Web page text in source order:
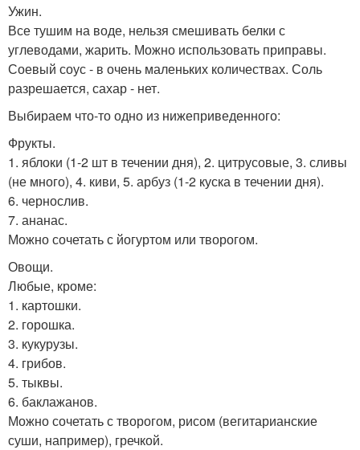
Ужин.
Все тушим на воде, нельзя смешивать белки с
углеводами, жарить. Можно использовать приправы.
Соевый соус - в очень маленьких количествах. Соль
разрешается, сахар - нет.
Выбираем что-то одно из нижеприведенного:
Фрукты.
1. яблоки (1-2 шт в течении дня), 2. цитрусовые, 3. сливы
(не много), 4. киви, 5. арбуз (1-2 куска в течении дня).
6. чернослив.
7. ананас.
Можно сочетать с йогуртом или творогом.
Овощи.
Любые, кроме:
1. картошки.
2. горошка.
3. кукурузы.
4. грибов.
5. тыквы.
6. баклажанов.
Можно сочетать с творогом, рисом (вегитарианские
суши, например), гречкой.